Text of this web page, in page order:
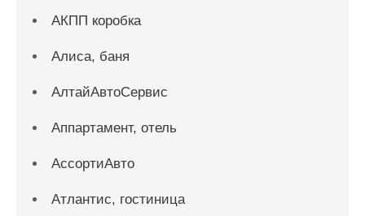
АКПП коробка
Алиса, баня
АлтайАвтоСервис
Аппартамент, отель
АссортиАвто
Атлантис, гостиница